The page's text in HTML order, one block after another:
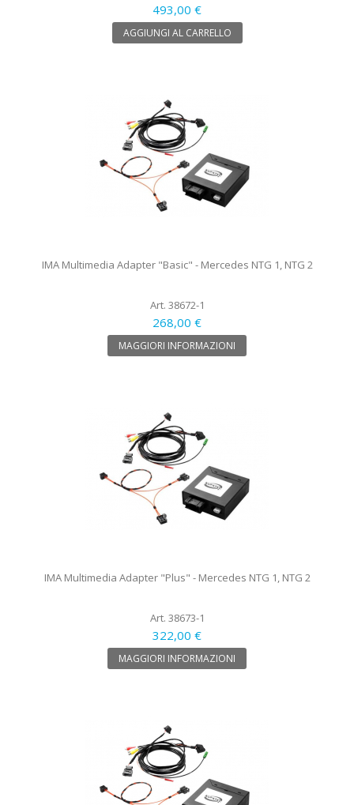
493,00 €
AGGIUNGI AL CARRELLO
IMA Multimedia Adapter "Basic" - Mercedes NTG 1, NTG 2
Art. 38672-1
268,00 €
MAGGIORI INFORMAZIONI
IMA Multimedia Adapter "Plus" - Mercedes NTG 1, NTG 2
Art. 38673-1
322,00 €
MAGGIORI INFORMAZIONI